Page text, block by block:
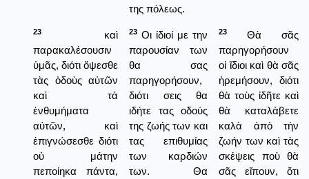
της πόλεως.
23
καὶ
παρακαλέσουσιν
ὑμᾶς, διότι ὄψεσθε
τὰς ὁδοὺς αὐτῶν
καὶ τὰ
ἐνθυμήματα
αὐτῶν, καὶ
ἐπιγνώσεσθε διότι
οὐ μάτην
πεποίηκα πάντα,
23 Οι ίδιοί με την
παρουσίαν των
θα σας
παρηγορήσουν,
διότι σεις θα
ιδήτε τας οδούς
της ζωής των και
τας επιθυμίας
των καρδιών
των. Θα
23
Θὰ σᾶς
παρηγορήσουν
οἱ ἴδιοι καὶ θὰ σᾶς
ἠρεμήσουν, διότι
θὰ τοὺς ἰδῆτε καὶ
θὰ καταλάβετε
καλὰ ἀπὸ τὴν
ζωήν των καὶ τὰς
σκέψεις ποὺ θὰ
σᾶς εἴπουν, ὅτι